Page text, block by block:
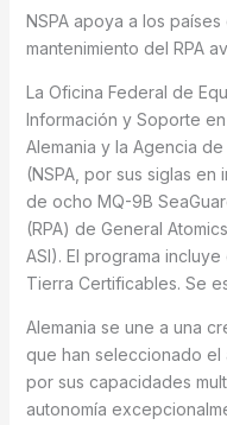
NSPA apoya a los
mantenimiento del RPA
La Oficina Federal de
Información y Soporte
Alemania y la Agencia
(NSPA, por sus siglas
de ocho MQ-9B
(RPA) de General
ASI). El programa
Tierra Certificables. Se
Alemania se une a una
que han seleccionado el
por sus capacidades
autonomía